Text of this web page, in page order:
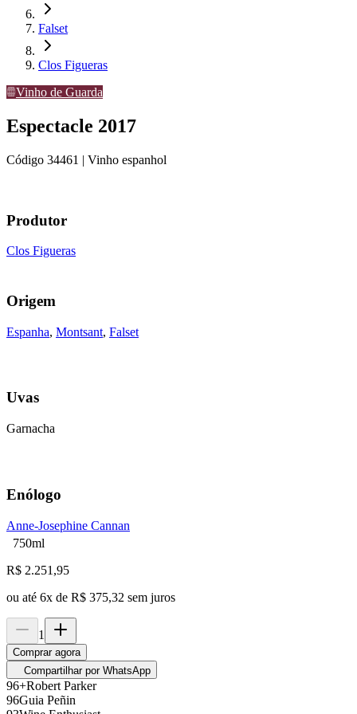
Falset
Clos Figueras
Vinho de Guarda
Espectacle 2017
Código 34461 | Vinho espanhol
Produtor
Clos Figueras
Origem
Espanha, Montsant, Falset
Uvas
Garnacha
Enólogo
Anne-Josephine Cannan
750ml
R$ 2.251,95
ou até 6x de R$ 375,32 sem juros
1
Comprar agora
Compartilhar por WhatsApp
96+Robert Parker
96Guia Peñin